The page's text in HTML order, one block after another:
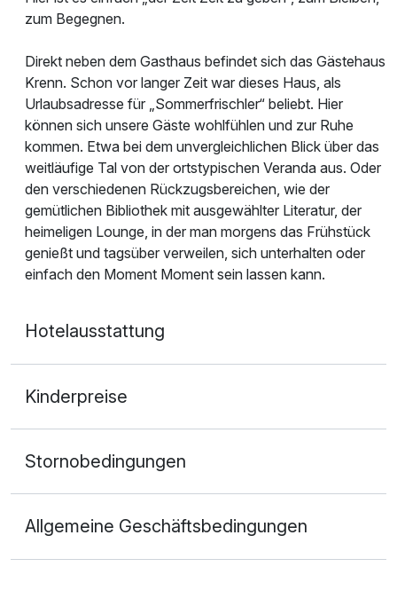
zum Begegnen.
Direkt neben dem Gasthaus befindet sich das Gästehaus
Krenn. Schon vor langer Zeit war dieses Haus, als
Urlaubsadresse für „Sommerfrischler“ beliebt. Hier
können sich unsere Gäste wohlfühlen und zur Ruhe
kommen. Etwa bei dem unvergleichlichen Blick über das
weitläufige Tal von der ortstypischen Veranda aus. Oder
den verschiedenen Rückzugsbereichen, wie der
gemütlichen Bibliothek mit ausgewählter Literatur, der
heimeligen Lounge, in der man morgens das Frühstück
genießt und tagsüber verweilen, sich unterhalten oder
einfach den Moment Moment sein lassen kann.
Hotelausstattung
Kinderpreise
Stornobedingungen
Allgemeine Geschäftsbedingungen